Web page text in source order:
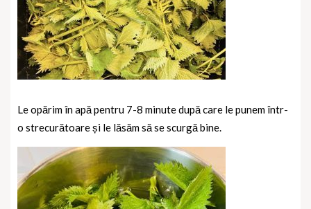
Le opărim în apă pentru 7-8 minute după care le punem într-
o strecurătoare și le lăsăm să se scurgă bine.